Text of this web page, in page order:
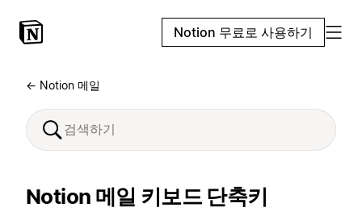
Notion 무료로 사용하기
← Notion 메일
Notion 메일 키보드 단축키